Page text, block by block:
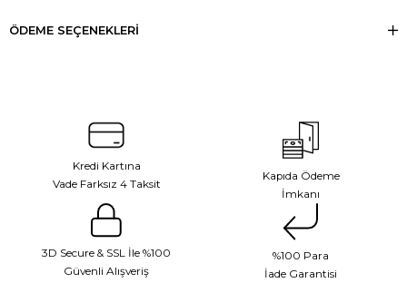
ÖDEME SEÇENEKLERI
Kredi Kartına
Vade Farksız 4 Taksit
Kapıda Ödeme
İmkanı
3D Secure & SSL İle %100
Güvenli Alışveriş
%100 Para
İade Garantisi